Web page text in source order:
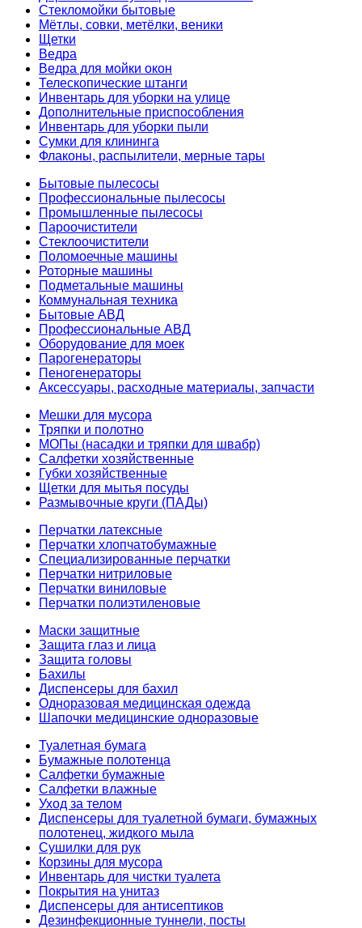
Стекломойки бытовые
Мётлы, совки, метёлки, веники
Щетки
Ведра
Ведра для мойки окон
Телескопические штанги
Инвентарь для уборки на улице
Дополнительные приспособления
Инвентарь для уборки пыли
Сумки для клининга
Флаконы, распылители, мерные тары
Бытовые пылесосы
Профессиональные пылесосы
Промышленные пылесосы
Пароочистители
Стеклоочистители
Поломоечные машины
Роторные машины
Подметальные машины
Коммунальная техника
Бытовые АВД
Профессиональные АВД
Оборудование для моек
Парогенераторы
Пеногенераторы
Аксессуары, расходные материалы, запчасти
Мешки для мусора
Тряпки и полотно
МОПы (насадки и тряпки для швабр)
Салфетки хозяйственные
Губки хозяйственные
Щетки для мытья посуды
Размывочные круги (ПАДы)
Перчатки латексные
Перчатки хлопчатобумажные
Специализированные перчатки
Перчатки нитриловые
Перчатки виниловые
Перчатки полиэтиленовые
Маски защитные
Защита глаз и лица
Защита головы
Бахилы
Диспенсеры для бахил
Одноразовая медицинская одежда
Шапочки медицинские одноразовые
Туалетная бумага
Бумажные полотенца
Салфетки бумажные
Салфетки влажные
Уход за телом
Диспенсеры для туалетной бумаги, бумажных
полотенец, жидкого мыла
Сушилки для рук
Корзины для мусора
Инвентарь для чистки туалета
Покрытия на унитаз
Диспенсеры для антисептиков
Дезинфекционные туннели, посты